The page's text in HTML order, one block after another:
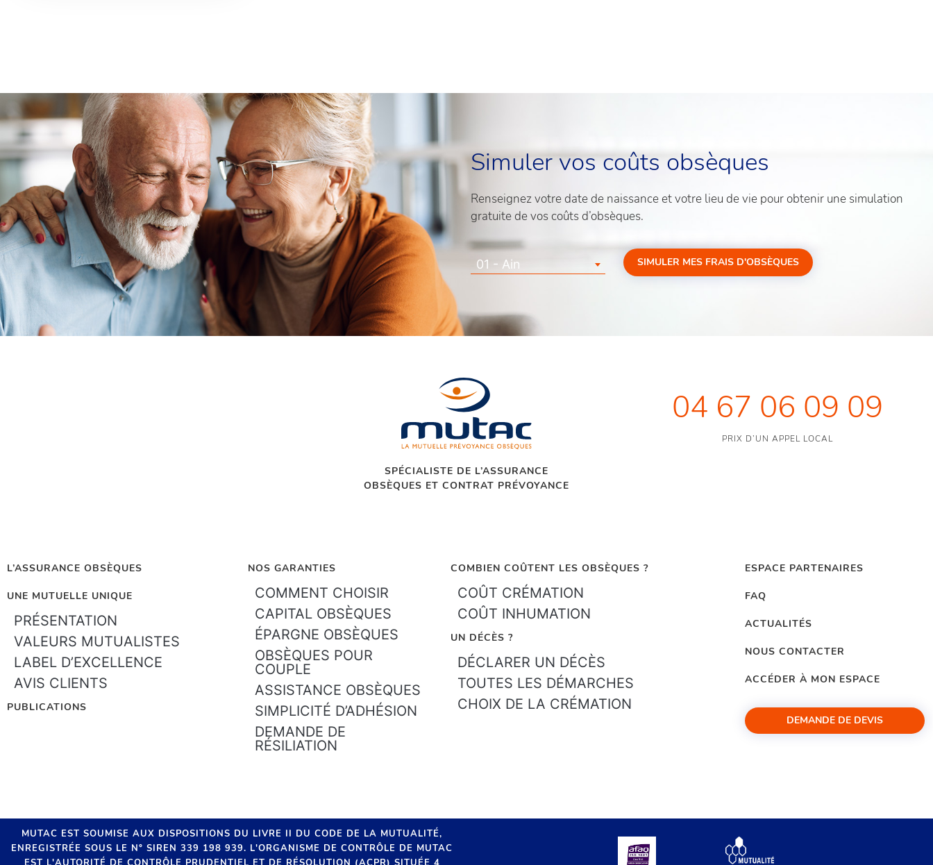
Simuler vos coûts obsèques
Renseignez votre date de naissance et votre lieu de vie pour obtenir une simulation
gratuite de vos coûts d’obsèques.
01 - Ain SIMULER MES FRAIS D'OBSÈQUES
SPÉCIALISTE DE L’ASSURANCE
OBSÈQUES ET CONTRAT PRÉVOYANCE
04 67 06 09 09
PRIX D’UN APPEL LOCAL
L’ASSURANCE OBSÈQUES
UNE MUTUELLE UNIQUE
PRÉSENTATION
VALEURS MUTUALISTES
LABEL D’EXCELLENCE
AVIS CLIENTS
PUBLICATIONS
NOS GARANTIES
COMMENT CHOISIR
CAPITAL OBSÈQUES
ÉPARGNE OBSÈQUES
OBSÈQUES POUR
COUPLE
ASSISTANCE OBSÈQUES
SIMPLICITÉ D’ADHÉSION
DEMANDE DE
RÉSILIATION
COMBIEN COÛTENT LES OBSÈQUES ?
COÛT CRÉMATION
COÛT INHUMATION
UN DÉCÈS ?
DÉCLARER UN DÉCÈS
TOUTES LES DÉMARCHES
CHOIX DE LA CRÉMATION
ESPACE PARTENAIRES
FAQ
ACTUALITÉS
NOUS CONTACTER
ACCÉDER À MON ESPACE
DEMANDE DE DEVIS
MUTAC EST SOUMISE AUX DISPOSITIONS DU LIVRE II DU CODE DE LA MUTUALITÉ,
ENREGISTRÉE SOUS LE N° SIREN 339 198 939. L'ORGANISME DE CONTRÔLE DE MUTAC